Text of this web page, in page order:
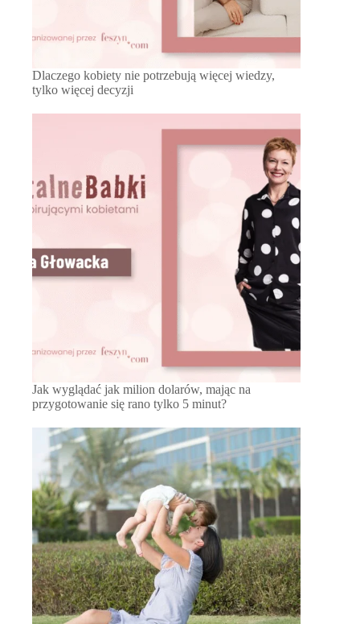
Dlaczego kobiety nie potrzebują więcej wiedzy,
tylko więcej decyzji
Jak wyglądać jak milion dolarów, mając na
przygotowanie się rano tylko 5 minut?